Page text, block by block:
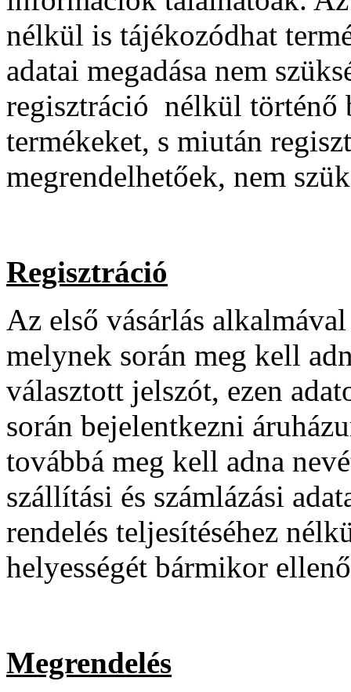
nélkül is tájékozódhat
adatai megadása nem
regisztráció nélkül történő
termékeket, s miután
megrendelhetőek, nem
Regisztráció
Az első vásárlás
melynek során meg kell
választott jelszót, ezen
során bejelentkezni
továbbá meg kell adna
szállítási és számlázási
rendelés teljesítéséhez
helyességét bármikor
Megrendelés